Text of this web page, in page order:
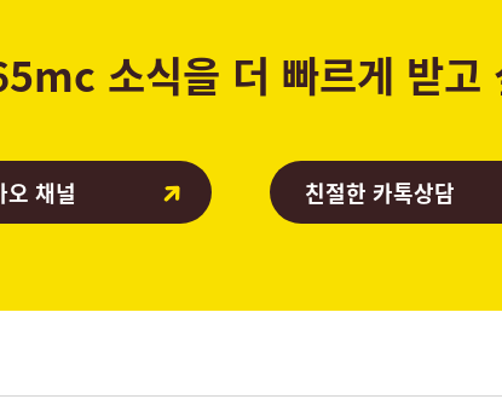
소식을 더 빠르게 받고
오 채널 친절한 카톡상담